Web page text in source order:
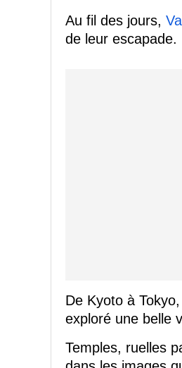
Au fil des jours,
de leur escapade.
De Kyoto à
exploré une belle
Temples, ruelles